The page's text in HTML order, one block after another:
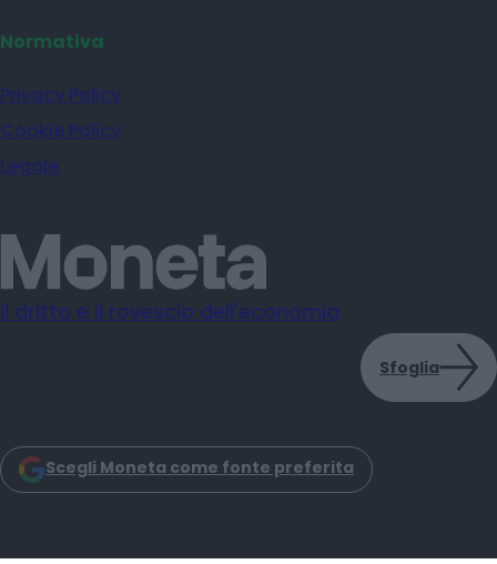
Normativa
Privacy Policy
Cookie Policy
Legale
Il dritto e il rovescio dell'economia
Sfoglia
Scegli Moneta come fonte preferita